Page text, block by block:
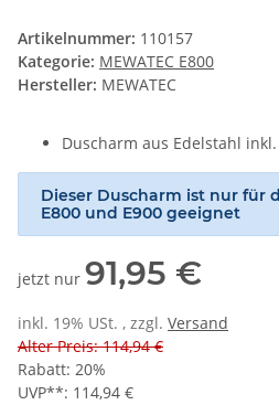
Artikelnummer: 110157
Kategorie: MEWATEC E800
Hersteller: MEWATEC
Duscharm aus Edelstahl
Dieser Duscharm ist nur für
E800 und E900 geeignet
jetzt nur 91,95 €
inkl. 19% USt. , zzgl. Versand
Alter Preis: 114,94 €
Rabatt: 20%
UVP**: 114,94 €